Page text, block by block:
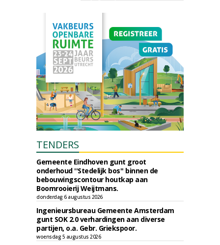
TENDERS
Gemeente Eindhoven gunt groot
onderhoud ''Stedelijk bos'' binnen de
bebouwingscontour houtkap aan
Boomrooierij Weijtmans.
donderdag 6 augustus 2026
Ingenieursbureau Gemeente Amsterdam
gunt SOK 2.0 verhardingen aan diverse
partijen, o.a. Gebr. Griekspoor.
woensdag 5 augustus 2026